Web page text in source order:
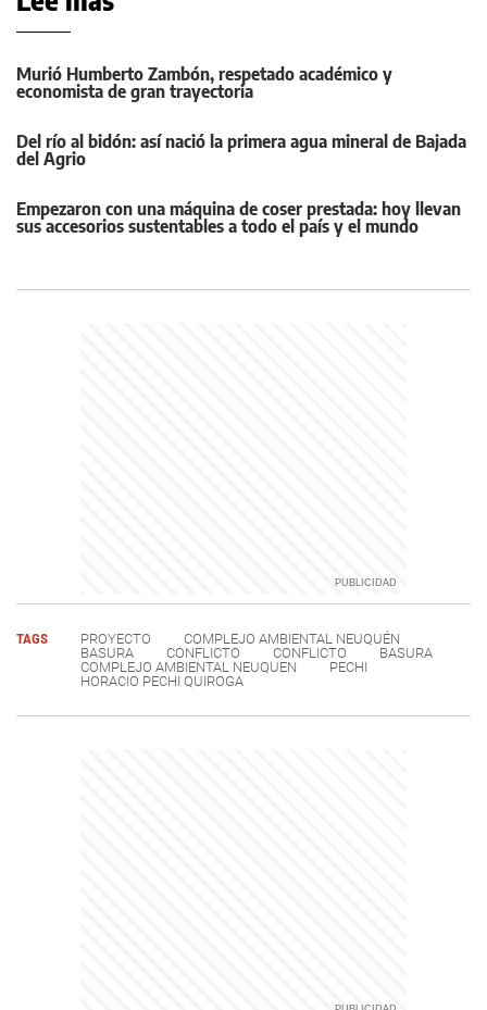
Murió Humberto Zambón, respetado académico y
economista de gran trayectoria
Del río al bidón: así nació la primera agua mineral de Bajada
del Agrio
Empezaron con una máquina de coser prestada: hoy llevan
sus accesorios sustentables a todo el país y el mundo
TAGS PROYECTO
COMPLEJO AMBIENTAL NEUQUÉN
BASURA
CONFLICTO CONFLICTO
BASURA
COMPLEJO AMBIENTAL NEUQUEN
PECHI
HORACIO PECHI QUIROGA